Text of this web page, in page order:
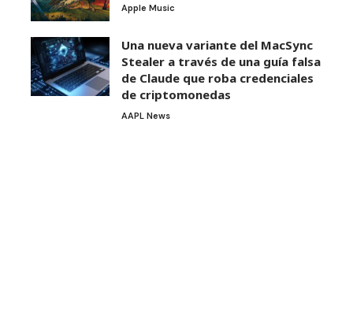
Apple Music
Una nueva variante del MacSync
Stealer a través de una guía falsa
de Claude que roba credenciales
de criptomonedas
AAPL News